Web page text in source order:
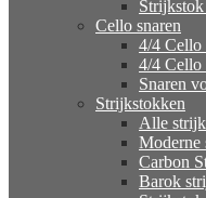
Cello snaren
4/4 Cello
4/4 Cello
Snaren
Strijkstokken
Alle
Moderne
Carbon
Barok